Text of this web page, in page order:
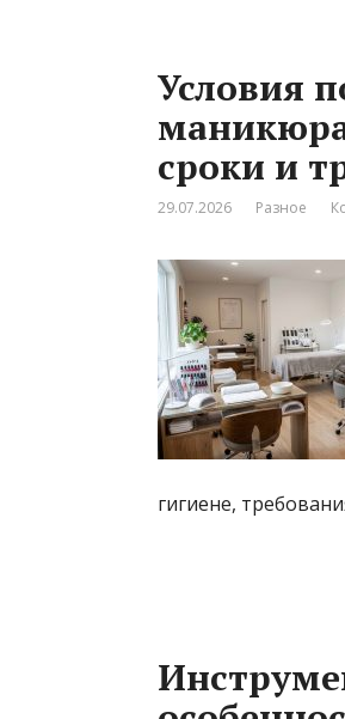
Условия
сроки и
29.07.2026 Разное
гигиене,